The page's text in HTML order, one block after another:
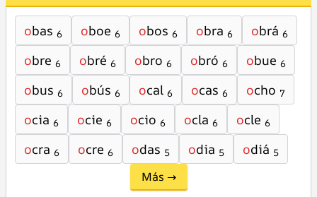
obas 6 oboe 6 obos 6 obra 6 obrá 6
obre 6 obré 6 obro 6 obró 6 obue 6
obus 6 obús 6 ocal 6 ocas 6 ocho 7
ocia 6 ocie 6 ocio 6 ocla 6 ocle 6
ocra 6 ocre 6 odas 5 odia 5 odiá 5
Más →